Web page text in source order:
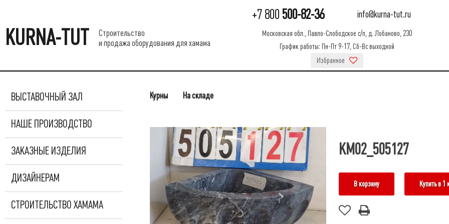
KURNA-TUT
Строительство
и продажа оборудования для хамама
+7 800 500-82-36 info@kurna-tut.ru
Московская обл., Павло-Слободское с/п, д. Лобаново, 230
График работы: Пн-Пт 9-17, Сб-Вс выходной
Избранное
ВЫСТАВОЧНЫЙ ЗАЛ
НАШЕ ПРОИЗВОДСТВО
ЗАКАЗНЫЕ ИЗДЕЛИЯ
ДИЗАЙНЕРАМ
СТРОИТЕЛЬСТВО ХАМАМА
Курны На складе
КМ02_505127
В корзину Купить в 1